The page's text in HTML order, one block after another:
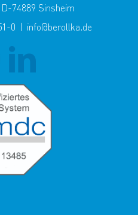
74889 Sinsheim
0 | info@berollka.de